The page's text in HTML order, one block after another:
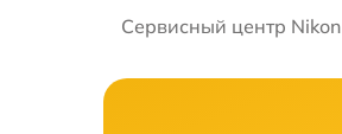
Сервисный центр Nikon